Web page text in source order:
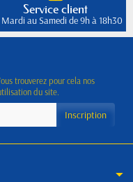
Service client
au Samedi de 9h à 18h30
trouverez pour cela nos
du site.